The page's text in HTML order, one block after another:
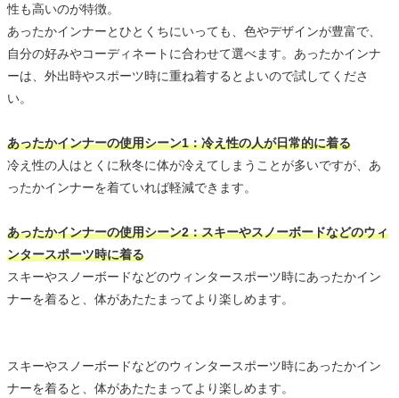
性も高いのが特徴。
あったかインナーとひとくちにいっても、色やデザインが豊富で、
自分の好みやコーディネートに合わせて選べます。あったかインナ
ーは、外出時やスポーツ時に重ね着するとよいので試してくださ
い。
あったかインナーの使用シーン1：冷え性の人が日常的に着る
冷え性の人はとくに秋冬に体が冷えてしまうことが多いですが、あ
ったかインナーを着ていれば軽減できます。
あったかインナーの使用シーン2：スキーやスノーボードなどのウィ
ンタースポーツ時に着る
スキーやスノーボードなどのウィンタースポーツ時にあったかイン
ナーを着ると、体があたたまってより楽しめます。
スキーやスノーボードなどのウィンタースポーツ時にあったかイン
ナーを着ると、体があたたまってより楽しめます。